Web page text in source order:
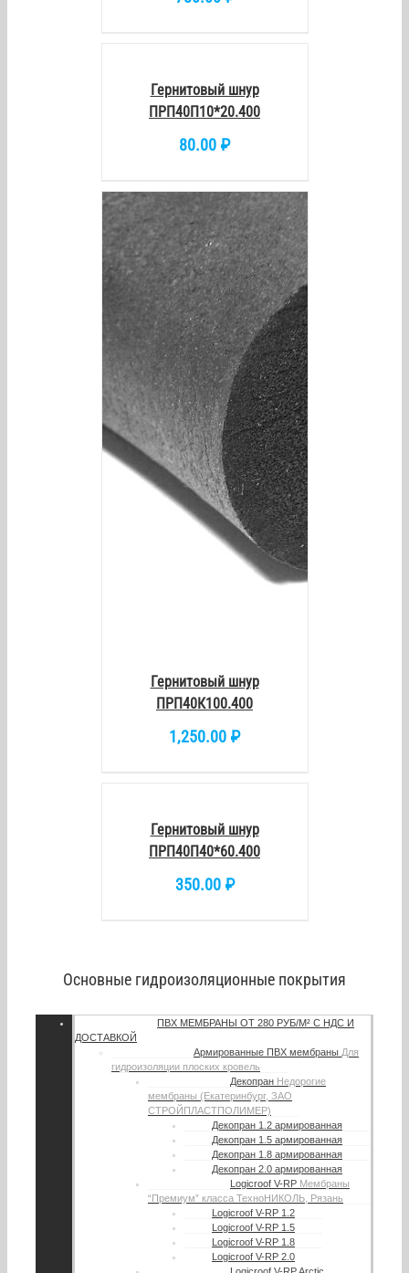
Гернитовый шнур
ПРП40П10*20.400
80.00 ₽
Гернитовый шнур
ПРП40К100.400
1,250.00 ₽
Гернитовый шнур
ПРП40П40*60.400
350.00 ₽
Основные гидроизоляционные покрытия
ПВХ МЕМБРАНЫ ОТ 280 РУБ/М² С НДС И
ДОСТАВКОЙ
Армированные ПВХ мембраны Для
гидроизоляции плоских кровель
Декопран Недорогие
мембраны (Екатеринбург, ЗАО
СТРОЙПЛАСТПОЛИМЕР)
Декопран 1.2 армированная
Декопран 1.5 армированная
Декопран 1.8 армированная
Декопран 2.0 армированная
Logicroof V-RP Мембраны
“Премиум” класса ТехноНИКОЛЬ, Рязань
Logicroof V-RP 1.2
Logicroof V-RP 1.5
Logicroof V-RP 1.8
Logicroof V-RP 2.0